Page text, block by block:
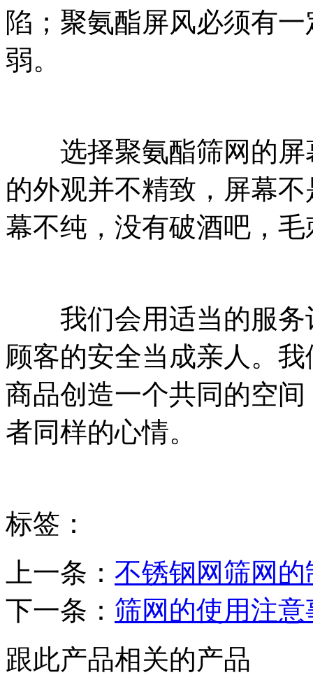
陷；聚氨酯屏风必须有
弱。
选择聚氨酯筛网的屏
的外观并不精致，屏幕
幕不纯，没有破酒吧，
我们会用适当的服务
顾客的安全当成亲人。
商品创造一个共同的空
者同样的心情。
标签：
上一条： 不锈钢网筛网
下一条： 筛网的使用注意
跟此产品相关的产品